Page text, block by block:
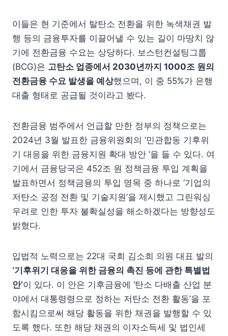
이들은 현 기준에서 탈탄소 전환을 위한 녹색채권 발
행 등의 금융투자를 이끌어낼 수 있는 길이 마땅치 않
기에 전환금융 수요는 상당하다. 보스턴컨설팅그룹
(BCG)은 고탄소 업종에서 2030년까지 1000조 원의
전환금융 수요 발생을 예상했으며, 이 중 55%가 은행
대출 형태로 공급될 것이라고 봤다.
전환금융 범주에서 언급할 만한 정부의 정책으로는
2024년 3월 발표한 금융위원회의 ‘민관합동 기후위
기 대응을 위한 금융지원 확대 방안 ‘을 들 수 있다. 여
기에서 금융당국은 452조 원 정책금융 투입 계획을
발표하면서 정책금융의 투입 명목 중 하나로 ‘기업의
저탄소 공정 전환 및 기술지원’을 제시했고 그린워싱
우려로 인한 투자 불확실성을 해소하겠다는 방향성도
밝혔다.
입법적 노력으로는 22대 국회 김소희 의원 대표 발의
‘기후위기 대응을 위한 금융의 촉진 등에 관한 특별법
안’이 있다. 이 안은 기후금융에 ‘탄소 다배출 산업 분
야에서 대통령령으로 정하는 저탄소 전환 활동’을 포
함시킴으로써 해당 활동을 위한 채권을 발행할 수 있
도록 했다. 또한 해당 채권의 이자소득세 및 법인세